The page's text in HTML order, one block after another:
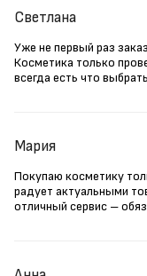
Светлана
Уже не первый раз
Косметика только
всегда есть что
Мария
Покупаю косметику
радует актуальными
отличный сервис –